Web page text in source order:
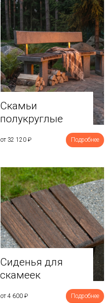
Скамьи
полукруглые
от 32 120 ₽ Подробнее
Сиденья для
скамеек
от 4 600 ₽ Подробнее